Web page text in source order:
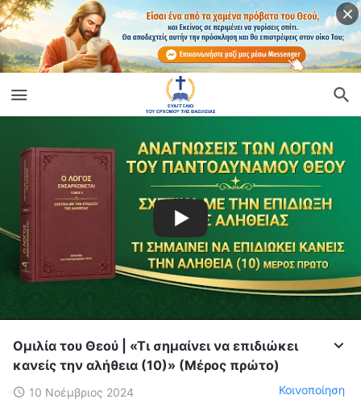
Ομιλία του Θεού | «Τι σημαίνει να επιδιώκει
κανείς την αλήθεια (10)» (Μέρος πρώτο)
10 Νοέμβριος 2024 Κοινοποίηση